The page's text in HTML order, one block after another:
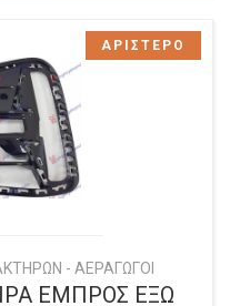
- ΑΕΡΑΓΩΓΟΙ
ΕΜΠΡΟΣ ΕΞΩ
ΑΡΙΣΤΕΡΟ